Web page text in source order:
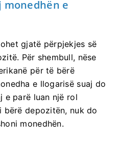
monedhën e
gjatë përpjekjes së
Për shembull, nëse
për të bërë
e llogarisë suaj do
e parë luan një rol
bërë depozitën, nuk do
monedhën.